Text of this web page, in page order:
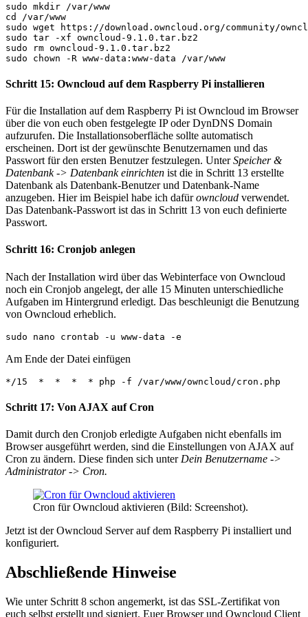
sudo mkdir /var/www
cd /var/www
sudo wget https://download.owncloud.org/community/
sudo tar -xf owncloud-9.1.0.tar.bz2
sudo rm owncloud-9.1.0.tar.bz2
sudo chown -R www-data:www-data /var/www
Schritt 15: Owncloud auf dem Raspberry Pi installieren
Für die Installation auf dem Raspberry Pi ist Owncloud im Browser
über die von euch oben festgelegte IP oder DynDNS Domain
aufzurufen. Die Installationsoberfläche sollte automatisch
erscheinen. Dort ist der gewünschte Benutzernamen und das
Passwort für den ersten Benutzer festzulegen. UnterSpeicher &
Datenbank -> Datenbank einrichten ist die in Schritt 13 erstellte
Datenbank als Datenbank-Benutzer und Datenbank-Name
anzugeben. Hier im Beispiel habe ich dafürowncloud verwendet.
Das Datenbank-Passwort ist das in Schritt 13 von euch definierte
Passwort.
Schritt 16: Cronjob anlegen
Nach der Installation wird über das Webinterface von Owncloud
noch ein Cronjob angelegt, der alle 15 Minuten unterschiedliche
Aufgaben im Hintergrund erledigt. Das beschleunigt die Benutzung
von Owncloud erheblich.
sudo nano crontab -u www-data -e
Am Ende der Datei einfügen
*/15  *  *  *  * php -f /var/www/owncloud/cron.php
Schritt 17: Von AJAX auf Cron
Damit durch den Cronjob erledigte Aufgaben nicht ebenfalls im
Browser ausgeführt werden, sind die Einstellungen von AJAX auf
Cron zu ändern. Diese finden sich unter Dein Benutzername ->
Administrator -> Cron.
Cron für Owncloud aktivieren (Bild: Screenshot).
Jetzt ist der Owncloud Server auf dem Raspberry Pi installiert und
konfiguriert.
Abschließende Hinweise
Wie unter Schritt 8 schon angemerkt, ist das SSL-Zertifikat von
euch selbst erstellt und signiert. Euer Browser und Owncloud Client